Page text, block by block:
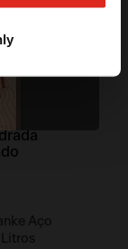
Aço